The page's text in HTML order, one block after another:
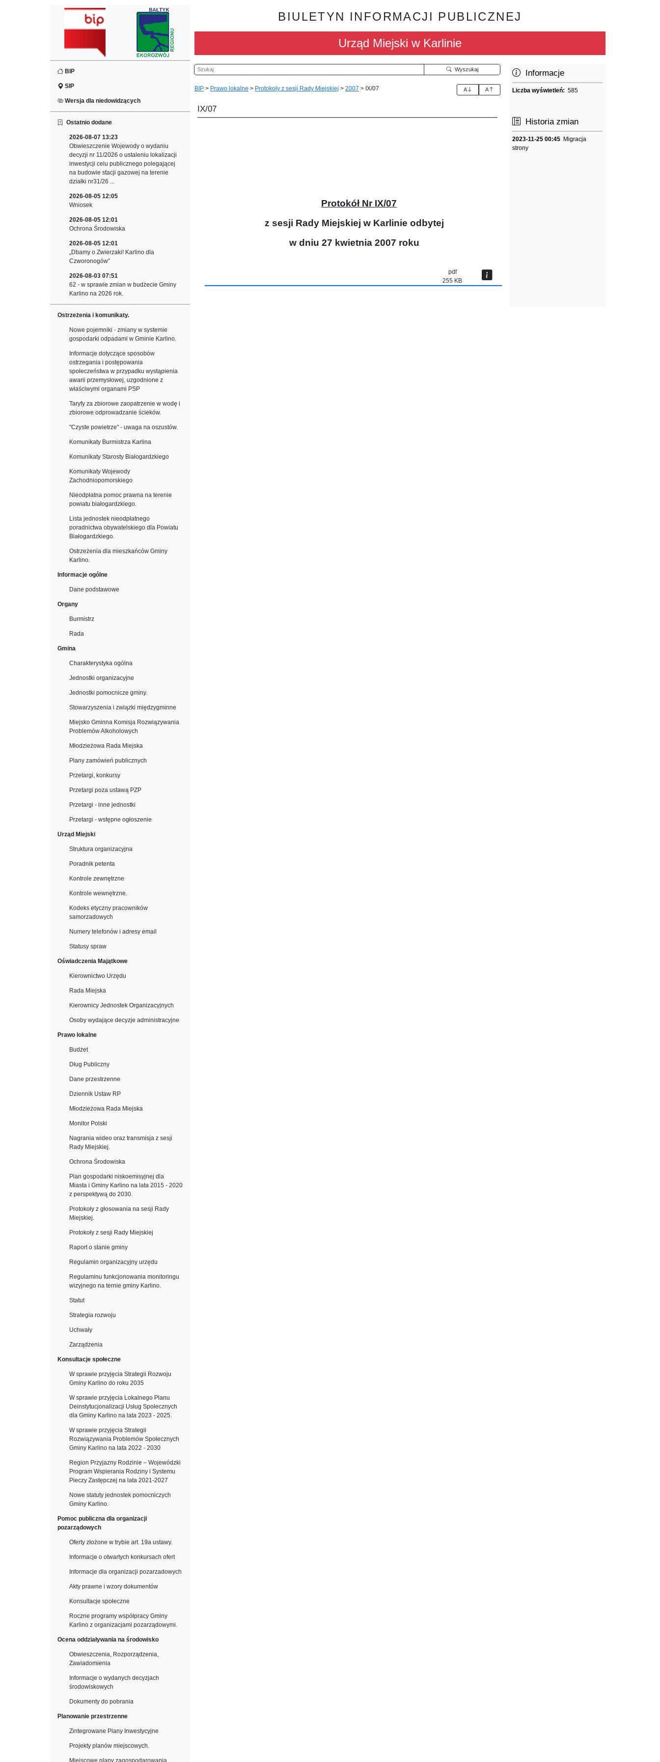
BIP
SIP
Wersja dla niedowidzących
Ostatnio dodane
2026-08-07 13:23
Obwieszczenie Wojewody o wydaniu
decyzji nr 11/2026 o ustaleniu lokalizacji
inwestycji celu publicznego polegającej
na budowie stacji gazowej na terenie
działki nr31/26 ...
2026-08-05 12:05
Wniosek
2026-08-05 12:01
Ochrona Środowiska
2026-08-05 12:01
„Dbamy o Zwierzaki! Karlino dla
Czworonogów”
2026-08-03 07:51
62 - w sprawie zmian w budżecie Gminy
Karlino na 2026 rok.
Ostrzeżenia i komunikaty.
Nowe pojemniki - zmiany w systemie
gospodarki odpadami w Gminie Karlino.
Informacje dotyczące sposobów
ostrzegania i postępowania
społeczeństwa w przypadku wystąpienia
awarii przemysłowej, uzgodnione z
właściwymi organami PSP
Taryfy za zbiorowe zaopatrzenie w wodę i
zbiorowe odprowadzanie ścieków.
"Czyste powietrze" - uwaga na oszustów.
Komunikaty Burmistrza Karlina
Komunikaty Starosty Białogardzkiego
Komunikaty Wojewody
Zachodniopomorskiego
Nieodpłatna pomoc prawna na terenie
powiatu białogardzkiego.
Lista jednostek nieodpłatnego
poradnictwa obywatelskiego dla Powiatu
Białogardzkiego.
Ostrzeżenia dla mieszkańców Gminy
Karlino.
Informacje ogólne
Dane podstawowe
Organy
Burmistrz
Rada
Gmina
Charakterystyka ogólna
Jednostki organizacyjne
Jednostki pomocnicze gminy.
Stowarzyszenia i związki międzygminne
Miejsko Gminna Komisja Rozwiązywania
Problemów Alkoholowych
Młodzieżowa Rada Miejska
Plany zamówień publicznych
Przetargi, konkursy
Przetargi poza ustawą PZP
Przetargi - inne jednostki
Przetargi - wstępne ogłoszenie
Urząd Miejski
Struktura organizacyjna
Poradnik petenta
Kontrole zewnętrzne
Kontrole wewnętrzne.
Kodeks etyczny pracowników
samorzadowych
Numery telefonów i adresy email
Statusy spraw
Oświadczenia Majątkowe
Kierownictwo Urzędu
Rada Miejska
Kierownicy Jednostek Organizacyjnych
Osoby wydające decyzje administracyjne
Prawo lokalne
Budżet
Dług Publiczny
Dane przestrzenne
Dziennik Ustaw RP
Młodzieżowa Rada Miejska
Monitor Polski
Nagrania wideo oraz transmisja z sesji
Rady Miejskiej.
Ochrona Środowiska
Plan gospodarki niskoemisyjnej dla
Miasta i Gminy Karlino na lata 2015 - 2020
z perspektywą do 2030.
Protokoły z głosowania na sesji Rady
Miejskiej.
Protokoły z sesji Rady Miejskiej
Raport o stanie gminy
Regulamin organizacyjny urzędu
Regulaminu funkcjonowania monitoringu
wizyjnego na ternie gminy Karlino.
Statut
Strategia rozwoju
Uchwały
Zarządzenia
Konsultacje społeczne
W sprawie przyjęcia Strategii Rozwoju
Gminy Karlino do roku 2035
W sprawie przyjęcia Lokalnego Planu
Deinstytucjonalizacji Usług Społecznych
dla Gminy Karlino na lata 2023 - 2025.
W sprawie przyjęcia Strategii
Rozwiązywania Problemów Społecznych
Gminy Karlino na lata 2022 - 2030
Region Przyjazny Rodzinie – Wojewódzki
Program Wspierania Rodziny i Systemu
Pieczy Zastępczej na lata 2021-2027
Nowe statuty jednostek pomocniczych
Gminy Karlino.
Pomoc publiczna dla organizacji
pozarządowych
Oferty złożone w trybie art. 19a ustawy.
Informacje o otwartych konkursach ofert
Informacje dla organizacji pozarzadowych
Akty prawne i wzory dokumentów
Konsultacje społeczne
Roczne programy współpracy Gminy
Karlino z organizacjami pozarządowymi.
Ocena oddziaływania na środowisko
Obwieszczenia, Rozporządzenia,
Zawiadomienia
Informacje o wydanych decyzjach
środowiskowych
Dokumenty do pobrania
Planowanie przestrzenne
Zintegrowane Plany Inwestycyjne
Projekty planów miejscowych.
Miejscowe plany zagospodarowania
BIULETYN INFORMACJI PUBLICZNEJ
Urząd Miejski w Karlinie
Szukaj Wyszukaj
BIP > Prawo lokalne > Protokoły z sesji Rady Miejskiej > 2007 > IX/07 A A
IX/07
Protokół Nr IX/07
z sesji Rady Miejskiej w Karlinie odbytej
w dniu 27 kwietnia 2007 roku
pdf
255 KB
Informacje
Liczba wyświetleń:585
Historia zmian
2023-11-25 00:45 Migracja
strony